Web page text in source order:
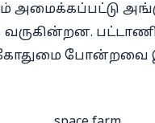
அமைக்கப்பட்டு
வருகின்றன.
போன்றவை